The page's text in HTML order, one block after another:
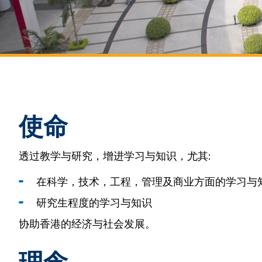
使命
透过教学与研究，增进学习与知识，尤其:
在科学，技术，工程，管理及商业方面的学习与
研究生程度的学习与知识
协助香港的经济与社会发展。